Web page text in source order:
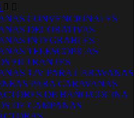
 
CONVENCIONALES
DECORATIVAS
INTEGRABLES
TELESCOPICAS
FILTRANTES
12V PARA CARAVANAS
PARA CARAVANAS
DE BAÑO/COCINA
DE CAMPANAS